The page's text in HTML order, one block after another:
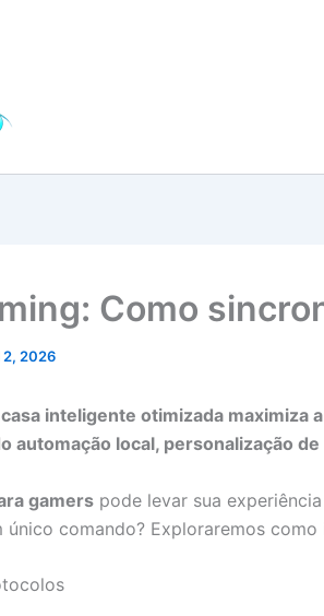
Como
2, 2026
inteligente otimizada
automação local, personalização
gamers pode levar sua
comando? Exploraremos